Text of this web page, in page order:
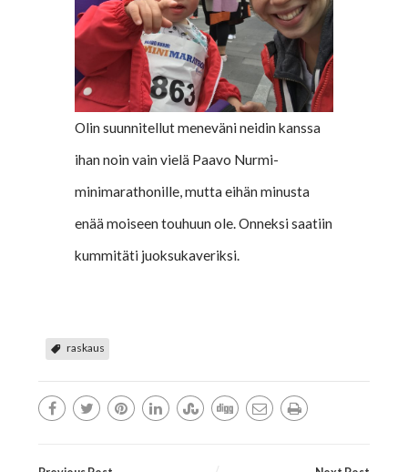
Olin suunnitellut meneväni neidin kanssa
ihan noin vain vielä Paavo Nurmi-
minimarathonille, mutta eihän minusta
enää moiseen touhuun ole. Onneksi saatiin
kummitäti juoksukaveriksi.
raskaus